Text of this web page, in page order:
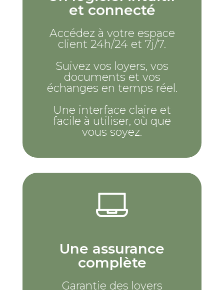
et connecté
Accédez à votre espace
client 24h/24 et 7j/7.
Suivez vos loyers, vos
documents et vos
échanges en temps réel.
Une interface claire et
facile à utiliser, où que
vous soyez.
Une assurance
complète
Garantie des loyers